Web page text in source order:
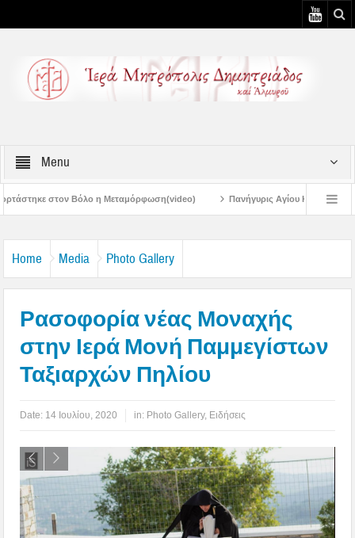
Menu
Μεταμόρφωση(video) Πανήγυρις Αγίου Καλλινίκου Μητροπολίτου Εδέσσης
Home Media Photo Gallery
Ρασοφορία νέας Μοναχής
στην Ιερά Μονή Παμμεγίστων
Ταξιαρχών Πηλίου
Date: 14 Ιουλίου, 2020 in: Photo Gallery, Ειδήσεις